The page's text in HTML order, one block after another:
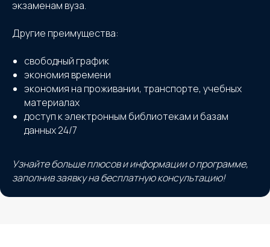
экзаменам вуза.
Другие преимущества:
свободный график
экономия времени
экономия на проживании, транспорте, учебных
материалах
доступ к электронным библиотекам и базам
данных 24/7
Узнайте больше плюсов и информации о программе,
заполнив заявку на бесплатную консультацию!